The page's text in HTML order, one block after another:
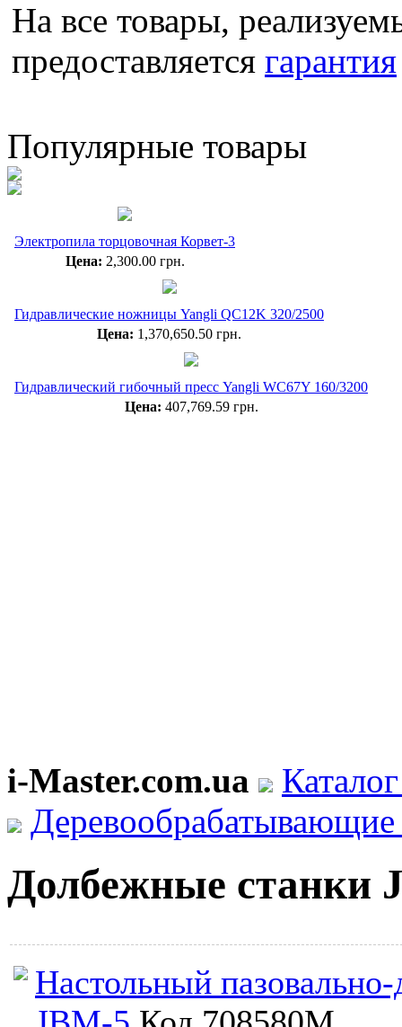
На все товары,
предоставляется гарантия
Популярные товары
Электропила торцовочная Корвет-3
Цена: 2,300.00 грн.
Гидравлические ножницы Yangli QC12K 320/2500
Цена: 1,370,650.50 грн.
Гидравлический гибочный пресс Yangli WC67Y 160/3200
Цена: 407,769.59 грн.
i-Master.com.ua
Деревообрабатывающие
Долбежные станки
Настольный